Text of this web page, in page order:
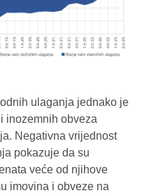
ulaganja jednako je
inozemnih obveza
Negativna vrijednost
pokazuje da su
veće od njihove
imovina i obveze na